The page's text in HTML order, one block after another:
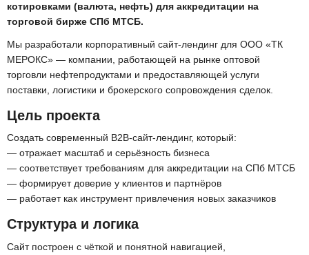
котировками (валюта, нефть) для аккредитации на
торговой бирже СПб МТСБ.
Мы разработали корпоративный сайт-лендинг для ООО «ТК
МЕРОКС» — компании, работающей на рынке оптовой
торговли нефтепродуктами и предоставляющей услуги
поставки, логистики и брокерского сопровождения сделок.
Цель проекта
Создать современный B2B-сайт-лендинг, который:
— отражает масштаб и серьёзность бизнеса
— соответствует требованиям для аккредитации на СПб МТСБ
— формирует доверие у клиентов и партнёров
— работает как инструмент привлечения новых заказчиков
Структура и логика
Сайт построен с чёткой и понятной навигацией,